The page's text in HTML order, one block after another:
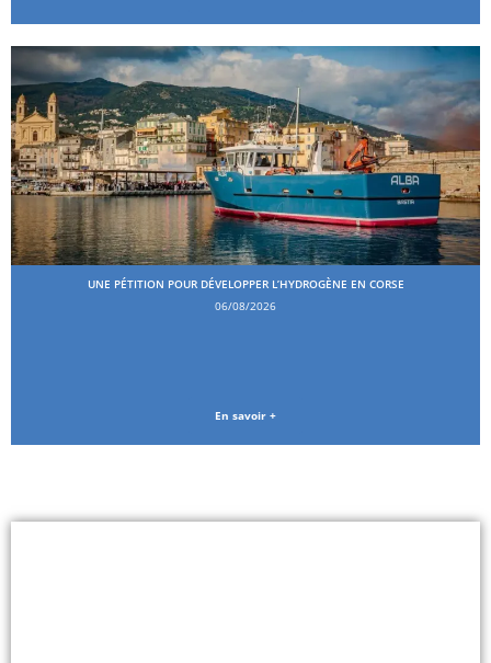
UNE PÉTITION POUR DÉVELOPPER L’HYDROGÈNE EN CORSE
06/08/2026
En savoir +